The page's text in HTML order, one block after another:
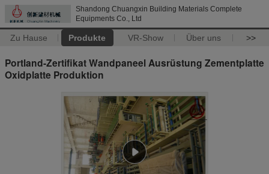
Shandong Chuangxin Building Materials Complete
Equipments Co., Ltd
Zu Hause Produkte VR-Show Über uns >>
Portland-Zertifikat Wandpaneel Ausrüstung Zementplatte
Oxidplatte Produktion